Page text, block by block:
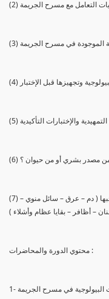
التعامل مع مسرح الجريمة
الموجودة في مسرح الجريمة
وتجهيزها قبل الإختبار
والإختبارات التأكيدية
من مصدر بشري أو من حيوان ؟
(7) إجراء الإختبارات علي العينة البيولوجية لتحديد صاحبها ( دم – عرق – سائل منوي –
– أظافر – بقايا عظام وأشلاء )
محتوي الدورة والمحاضرات :
البيولوجية في مسرح الجريمة